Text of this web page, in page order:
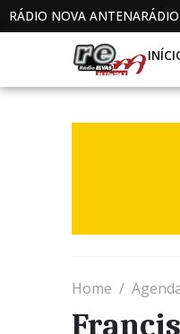
RÁDIO NOVA ANTENA
Home